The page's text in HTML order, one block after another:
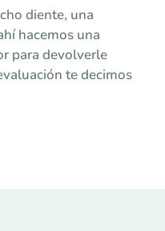
diente, una
hacemos una
para devolverle
te decimos